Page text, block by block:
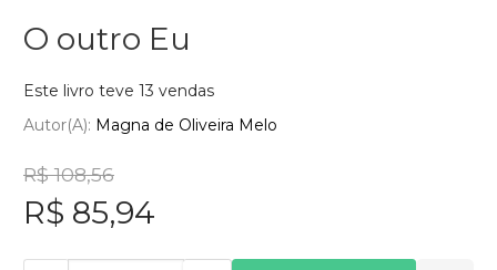
O outro Eu
Este livro teve 13 vendas
Autor(a): Magna de Oliveira Melo
R$ 108,56
R$ 85,94